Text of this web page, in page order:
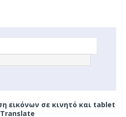
εικόνων σε κινητό και tablet